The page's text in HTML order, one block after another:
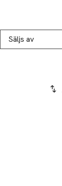
Säljs av